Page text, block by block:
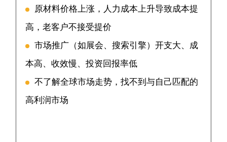
原材料价格上涨，人力成本上升导致成本提
高，老客户不接受提价
市场推广（如展会、搜索引擎）开支大、成
本高、收效慢、投资回报率低
不了解全球市场走势，找不到与自己匹配的
高利润市场